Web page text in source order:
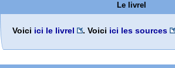
Le livrel
Voici ici le livrel . Voici ici les sources